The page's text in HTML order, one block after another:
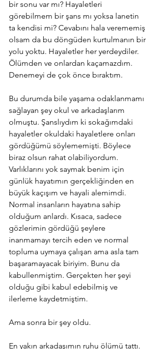
bir sonu var mı? Hayaletleri
görebilmem bir şans mı yoksa lanetin
ta kendisi mi? Cevabını hala verememiş
olsam da bu döngüden kurtulmanın bir
yolu yoktu. Hayaletler her yerdeydiler.
Ölümden ve onlardan kaçamazdım.
Denemeyi de çok önce bıraktım.
Bu durumda bile yaşama odaklanmamı
sağlayan şey okul ve arkadaşlarım
olmuştu. Şanslıydım ki sokağımdaki
hayaletler okuldaki hayaletlere onları
gördüğümü söylememişti. Böylece
biraz olsun rahat olabiliyordum.
Varlıklarını yok saymak benim için
günlük hayatımın gerçekliğinden en
büyük kaçışım ve hayali alemimdi.
Normal insanların hayatına sahip
olduğum anlardı. Kısaca, sadece
gözlerimin gördüğü şeylere
inanmamayı tercih eden ve normal
topluma uymaya çalışan ama asla tam
başaramayacak biriyim. Bunu da
kabullenmiştim. Gerçekten her şeyi
olduğu gibi kabul edebilmiş ve
ilerleme kaydetmiştim.
Ama sonra bir şey oldu.
En yakın arkadaşımın ruhu ölümü tattı.